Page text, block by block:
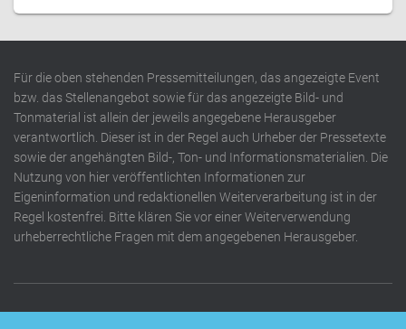
Für die oben stehenden Pressemitteilungen, das angezeigte Event
bzw. das Stellenangebot sowie für das angezeigte Bild- und
Tonmaterial ist allein der jeweils angegebene Herausgeber
verantwortlich. Dieser ist in der Regel auch Urheber der Pressetexte
sowie der angehängten Bild-, Ton- und Informationsmaterialien. Die
Nutzung von hier veröffentlichten Informationen zur
Eigeninformation und redaktionellen Weiterverarbeitung ist in der
Regel kostenfrei. Bitte klären Sie vor einer Weiterverwendung
urheberrechtliche Fragen mit dem angegebenen Herausgeber.